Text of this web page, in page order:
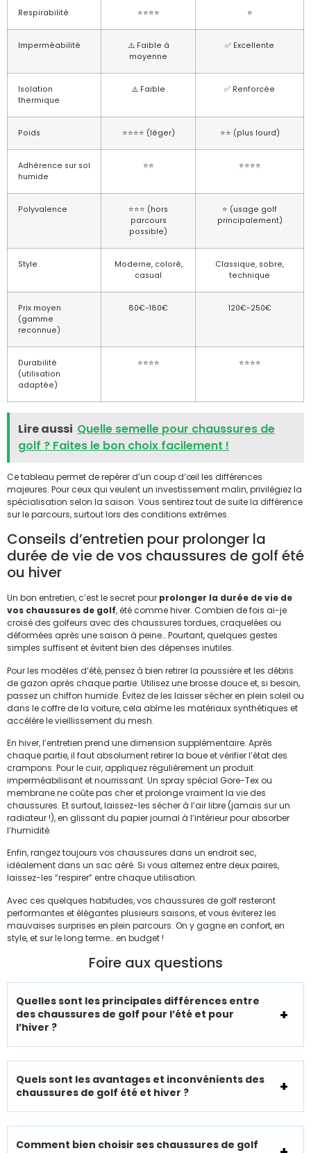
Respirabilité ⭐⭐⭐⭐ ⭐
Imperméabilité
⚠️ Faible à
moyenne
✅ Excellente
Isolation
thermique
⚠️ Faible ✅ Renforcée
Poids ⭐⭐⭐⭐ (léger) ⭐⭐ (plus lourd)
Adhérence sur sol
humide
⭐⭐ ⭐⭐⭐⭐
Polyvalence
⭐⭐⭐ (hors
parcours
possible)
⭐ (usage golf
principalement)
Style
Moderne, coloré,
casual
Classique, sobre,
technique
Prix moyen
(gamme
reconnue)
80€-180€ 120€-250€
Durabilité
(utilisation
adaptée)
⭐⭐⭐⭐ ⭐⭐⭐⭐
Lire aussi Quelle semelle pour chaussures de
golf ? Faites le bon choix facilement !
Ce tableau permet de repérer d’un coup d’œil les différences
majeures. Pour ceux qui veulent un investissement malin, privilégiez la
spécialisation selon la saison. Vous sentirez tout de suite la différence
sur le parcours, surtout lors des conditions extrêmes.
Conseils d’entretien pour prolonger la
durée de vie de vos chaussures de golf été
ou hiver
Un bon entretien, c’est le secret pour prolonger la durée de vie de
vos chaussures de golf, été comme hiver. Combien de fois ai-je
croisé des golfeurs avec des chaussures tordues, craquelées ou
déformées après une saison à peine… Pourtant, quelques gestes
simples suffisent et évitent bien des dépenses inutiles.
Pour les modèles d’été, pensez à bien retirer la poussière et les débris
de gazon après chaque partie. Utilisez une brosse douce et, si besoin,
passez un chiffon humide. Évitez de les laisser sécher en plein soleil ou
dans le coffre de la voiture, cela abîme les matériaux synthétiques et
accélère le vieillissement du mesh.
En hiver, l’entretien prend une dimension supplémentaire. Après
chaque partie, il faut absolument retirer la boue et vérifier l’état des
crampons. Pour le cuir, appliquez régulièrement un produit
imperméabilisant et nourrissant. Un spray spécial Gore-Tex ou
membrane ne coûte pas cher et prolonge vraiment la vie des
chaussures. Et surtout, laissez-les sécher à l’air libre (jamais sur un
radiateur !), en glissant du papier journal à l’intérieur pour absorber
l’humidité.
Enfin, rangez toujours vos chaussures dans un endroit sec,
idéalement dans un sac aéré. Si vous alternez entre deux paires,
laissez-les “respirer” entre chaque utilisation.
Avec ces quelques habitudes, vos chaussures de golf resteront
performantes et élégantes plusieurs saisons, et vous éviterez les
mauvaises surprises en plein parcours. On y gagne en confort, en
style, et sur le long terme… en budget !
Foire aux questions
Quelles sont les principales différences entre
des chaussures de golf pour l’été et pour
l’hiver ?
Quels sont les avantages et inconvénients des
chaussures de golf été et hiver ?
Comment bien choisir ses chaussures de golf